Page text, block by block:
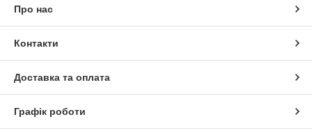
Про нас
Контакти
Доставка та оплата
Графік роботи